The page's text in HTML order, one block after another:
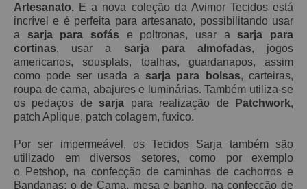
Artesanato. E a nova coleção da Avimor Tecidos está
incrível e é perfeita para artesanato, possibilitando usar
a sarja para sofás e poltronas, usar a sarja para
cortinas, usar a sarja para almofadas, jogos
americanos, sousplats, toalhas, guardanapos, assim
como pode ser usada a sarja para bolsas, carteiras,
roupa de cama, abajures e luminárias. Também utiliza-se
os pedaços de sarja para realização de Patchwork,
patch Aplique, patch colagem, fuxico.
Por ser impermeável, os Tecidos Sarja também são
utilizado em diversos setores, como por exemplo
o Petshop, na confecção de caminhas de cachorros e
Bandanas; o de Cama, mesa e banho, na confecção de